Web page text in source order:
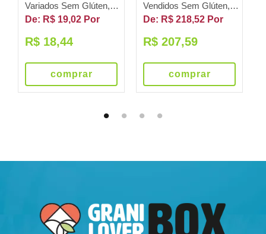
Variados Sem Glúten,
Sem Lactose, Sem
unds 160G
De: R$ 19,02 Por
R$ 18,44
comprar
Vendidos Sem Glúten,
Sem Leite, Sem Lactose
De: R$ 218,52 Por
R$ 207,59
comprar